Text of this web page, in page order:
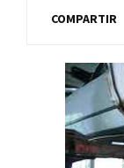
COMPARTIR